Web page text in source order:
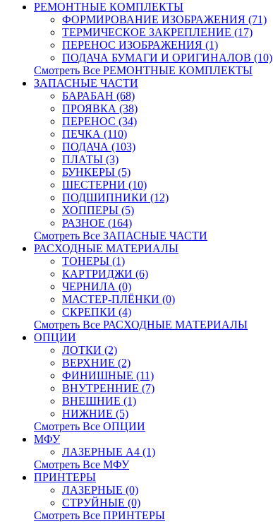
РЕМОНТНЫЕ КОМПЛЕКТЫ
ФОРМИРОВАНИЕ ИЗОБРАЖЕНИЯ (71)
ТЕРМИЧЕСКОЕ ЗАКРЕПЛЕНИЕ (17)
ПЕРЕНОС ИЗОБРАЖЕНИЯ (1)
ПОДАЧА БУМАГИ И ОРИГИНАЛОВ (10)
Смотреть Все РЕМОНТНЫЕ КОМПЛЕКТЫ
ЗАПАСНЫЕ ЧАСТИ
БАРАБАН (68)
ПРОЯВКА (38)
ПЕРЕНОС (34)
ПЕЧКА (110)
ПОДАЧА (103)
ПЛАТЫ (3)
БУНКЕРЫ (5)
ШЕСТЕРНИ (10)
ПОДШИПНИКИ (12)
ХОППЕРЫ (5)
РАЗНОЕ (164)
Смотреть Все ЗАПАСНЫЕ ЧАСТИ
РАСХОДНЫЕ МАТЕРИАЛЫ
ТОНЕРЫ (1)
КАРТРИДЖИ (6)
ЧЕРНИЛА (0)
МАСТЕР-ПЛЁНКИ (0)
СКРЕПКИ (4)
Смотреть Все РАСХОДНЫЕ МАТЕРИАЛЫ
ОПЦИИ
ЛОТКИ (2)
ВЕРХНИЕ (2)
ФИНИШНЫЕ (11)
ВНУТРЕННИЕ (7)
ВНЕШНИЕ (1)
НИЖНИЕ (5)
Смотреть Все ОПЦИИ
МФУ
ЛАЗЕРНЫЕ A4 (1)
Смотреть Все МФУ
ПРИНТЕРЫ
ЛАЗЕРНЫЕ (0)
СТРУЙНЫЕ (0)
Смотреть Все ПРИНТЕРЫ